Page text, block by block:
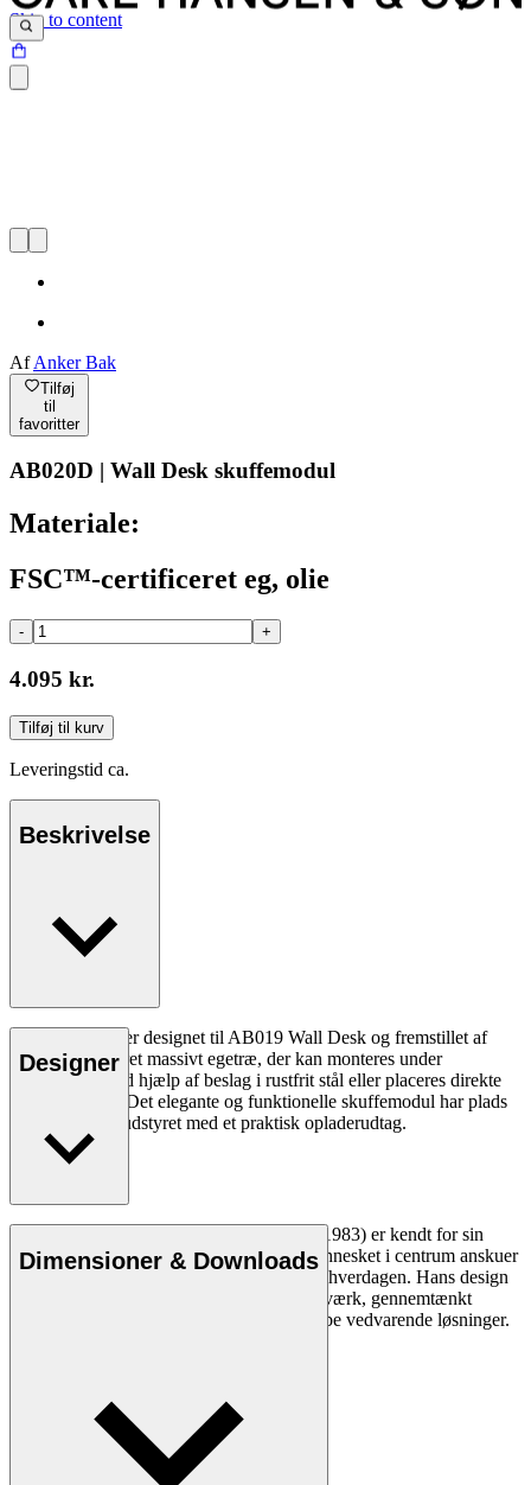
Skip to content
AfAnker Bak
Tilføj
til
favoritter
AB020D | Wall Desk skuffemodul
Materiale:
FSC™-certificeret eg, olie
- +
4.095 kr.
Tilføj til kurv
Leveringstid ca.
Beskrivelse
Skuffemodulet er designet til AB019 Wall Desk og fremstillet af
FSC®-certificeret massivt egetræ, der kan monteres under
skrivebordet ved hjælp af beslag i rustfrit stål eller placeres direkte
på bordpladen. Det elegante og funktionelle skuffemodul har plads
til kabler og er udstyret med et praktisk opladerudtag.
Designer
Designer og møbelsnedker Anker Bak (f. 1983) er kendt for sin
problemløsende tilgang, hvor han med mennesket i centrum anskuer
design som midlet til at løse udfordringer i hverdagen. Hans design
vidner om en dyb respekt for dygtigt håndværk, gennemtænkt
funktion og en oprigtig interesse for at skabe vedvarende løsninger.
Dimensioner & Downloads